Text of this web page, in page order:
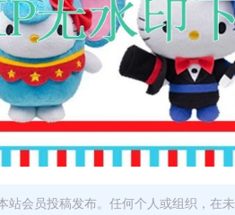
会员投稿发布。任何个人或组织，在